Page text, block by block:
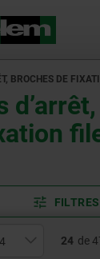
BROCHES DE
FILTRES
24 de